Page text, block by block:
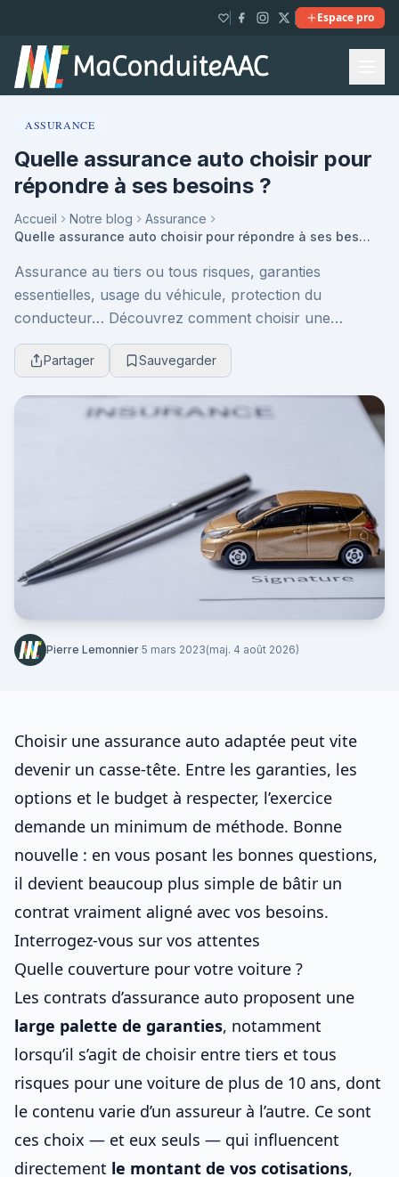
Espace pro
ASSURANCE
Quelle assurance auto choisir pour
répondre à ses besoins ?
Accueil Notre blog
Assurance
Quelle assurance auto choisir pour répondre à ses besoins ?
Assurance au tiers ou tous risques, garanties
essentielles, usage du véhicule, protection du
conducteur… Découvrez comment choisir une
assurance auto vraiment adaptée à votre profil et à
votre budget,...
Partager Sauvegarder
Pierre Lemonnier·5 mars 2023(maj. 4 août 2026)
Choisir une assurance auto adaptée peut vite
devenir un casse-tête. Entre les garanties, les
options et le budget à respecter, l’exercice
demande un minimum de méthode. Bonne
nouvelle : en vous posant les bonnes questions,
il devient beaucoup plus simple de bâtir un
contrat vraiment aligné avec vos besoins.
Interrogez-vous sur vos attentes
Quelle couverture pour votre voiture ?
Les contrats d’assurance auto proposent une
large palette de garanties, notamment
lorsqu’il s’agit de choisir entre tiers et tous
risques pour une voiture de plus de 10 ans, dont
le contenu varie d’un assureur à l’autre. Ce sont
ces choix — et eux seuls — qui influencent
directement le montant de vos cotisations,